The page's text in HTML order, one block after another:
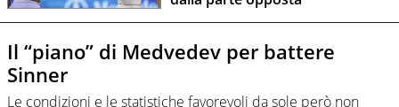
Il “piano” di Medvedev per battere
Sinner
Le condizioni e le statistiche favorevoli da sole però non